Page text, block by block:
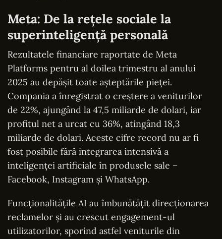
Meta: De la rețele sociale la
superinteligență personală
Rezultatele financiare raportate de Meta
Platforms pentru al doilea trimestru al anului
2025 au depășit toate așteptările pieței.
Compania a înregistrat o creștere a veniturilor
de 22%, ajungând la 47,5 miliarde de dolari, iar
profitul net a urcat cu 36%, atingând 18,3
miliarde de dolari. Aceste cifre record nu ar fi
fost posibile fără integrarea intensivă a
inteligenței artificiale în produsele sale –
Facebook, Instagram și WhatsApp.
Funcționalitățile AI au îmbunătățit direcționarea
reclamelor și au crescut engagement-ul
utilizatorilor, sporind astfel veniturile din